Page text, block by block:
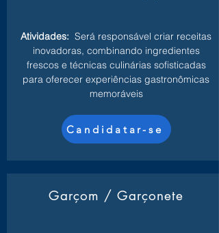
Atividades: Será responsável criar receitas
inovadoras, combinando ingredientes
frescos e técnicas culinárias sofisticadas
para oferecer experiências gastronômicas
memoráveis
Candidatar-se
Garçom / Garçonete